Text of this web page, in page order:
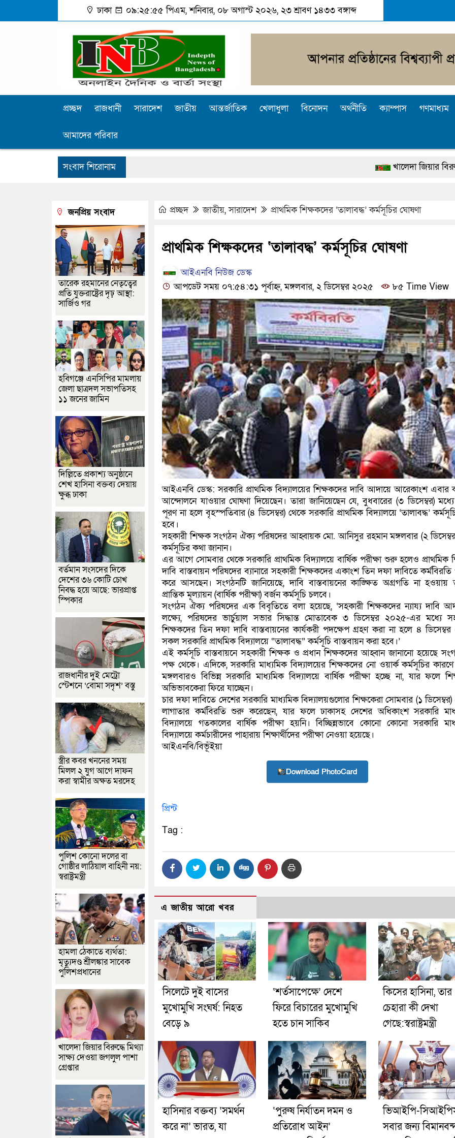
ঢাকা ০৯:২৫:৫৬ পিএম, শনিবার, ০৮ অগাস্ট ২০২৬, ২৩ শ্রাবণ ১৪৩৩ বঙ্গাব্দ
প্রচ্ছদ রাজধানী সারাদেশ জাতীয় আন্তর্জাতিক খেলাধুলা বিনোদন অর্থনীতি ক্যাম্পাস গণমাধ্যম
আমাদের পরিবার
সংবাদ শিরোনাম খালেদা জিয়ার বিরুদ্ধে
পুলিশ কোনো দলের বা গোষ্ঠীর
ঢাকার চারপাশে সচল হবে
আদালতকে বলতে চাইলাম
প্রচ্ছদ জাতীয়,সারাদেশ প্রাথমিক শিক্ষকদের ‘তালাবদ্ধ’ কর্মসূচির ঘোষণা
প্রাথমিক শিক্ষকদের ‘তালাবদ্ধ’ কর্মসূচির ঘোষণা
আইএনবি নিউজ ডেস্ক
আপডেট সময় ০৭:৫৪:৩১ পূর্বাহ্ন, মঙ্গলবার, ২ ডিসেম্বর ২০২৫
৮৫ Time View
আইএনবি ডেস্ক: সরকারি প্রাথমিক বিদ্যালয়ের শিক্ষকদের দাবি আদায়ে আরেকাংশ এবার
আন্দোলনে যাওয়ার ঘোষণা দিয়েছেন। তারা জানিয়েছেন যে, বুধবারের (৩ ডিসেম্বর) মধ্যে
পূরণ না হলে বৃহস্পতিবার (৪ ডিসেম্বর) থেকে সরকারি প্রাথমিক বিদ্যালয়ে ‘তালাবদ্ধ’
হবে।
সহকারী শিক্ষক সংগঠন ঐক্য পরিষদের আহ্বায়ক মো. আনিসুর রহমান মঙ্গলবার (২
কর্মসূচির কথা জানান।
এর আগে সোমবার থেকে সরকারি প্রাথমিক বিদ্যালয়ে বার্ষিক পরীক্ষা শুরু হলেও প্রাথমিক
দাবি বাস্তবায়ন পরিষদের ব্যানারে সহকারী শিক্ষকদের একাংশ তিন দফা দাবিতে
করে আসছেন। সংগঠনটি জানিয়েছে, দাবি বাস্তবায়নের কাঙ্ক্ষিত অগ্রগতি না হওয়ায়
প্রান্তিক মূল্যায়ন (বার্ষিক পরীক্ষা) বর্জন কর্মসূচি চলবে।
সংগঠন ঐক্য পরিষদের এক বিবৃতিতে বলা হয়েছে, ‘সহকারী শিক্ষকদের ন্যায্য দাবি
লক্ষ্যে, পরিষদের ভার্চুয়াল সভার সিদ্ধান্ত মোতাবেক ৩ ডিসেম্বর ২০২৫-এর মধ্যে
শিক্ষকদের তিন দফা দাবি বাস্তবায়নের কার্যকরী পদক্ষেপ গ্রহণ করা না হলে ৪
সকল সরকারি প্রাথমিক বিদ্যালয়ে “তালাবদ্ধ” কর্মসূচি বাস্তবায়ন করা হবে।’
এই কর্মসূচি বাস্তবায়নে সহকারী শিক্ষক ও প্রধান শিক্ষকদের আহ্বান জানানো হয়েছে
পক্ষ থেকে। এদিকে, সরকারি মাধ্যমিক বিদ্যালয়ের শিক্ষকদের নো ওয়ার্ক কর্মসূচির
মঙ্গলবারও বিভিন্ন সরকারি মাধ্যমিক বিদ্যালয়ে বার্ষিক পরীক্ষা হচ্ছে না, যার ফলে
অভিভাবকেরা ফিরে যাচ্ছেন।
চার দফা দাবিতে দেশের সরকারি মাধ্যমিক বিদ্যালয়গুলোর শিক্ষকেরা সোমবার (১
লাগাতার কর্মবিরতি শুরু করেছেন, যার ফলে ঢাকাসহ দেশের অধিকাংশ সরকারি
বিদ্যালয়ে গতকালের বার্ষিক পরীক্ষা হয়নি। বিচ্ছিন্নভাবে কোনো কোনো সরকারি
বিদ্যালয়ে কর্মচারীদের পাহারায় শিক্ষার্থীদের পরীক্ষা নেওয়া হয়েছে।
আইএনবি/বিভূঁইয়া
Download PhotoCard
প্রিন্ট
Tag :
এ জাতীয় আরো খবর
সিলেটে দুই বাসের
মুখোমুখি সংঘর্ষ: নিহত
বেড়ে ৯
‘শর্তসাপেক্ষে’ দেশে
ফিরে বিচারের মুখোমুখি
হতে চান সাকিব
কিসের হাসিনা, তার
চেহারা কী দেখা
গেছে:স্বরাষ্ট্রমন্ত্রী
হাসিনার বক্তব্য ‘সমর্থন
করে না’ ভারত, যা
‘পুরুষ নির্যাতন দমন ও
প্রতিরোধ আইন’
ভিআইপি-
সবার জন্য
জনপ্রিয় সংবাদ
তারেক রহমানের নেতৃত্বের
প্রতি যুক্তরাষ্ট্রের দৃঢ় আস্থা:
সার্জিও গর
হবিগঞ্জে এনসিপির মামলায়
জেলা ছাত্রদল সভাপতিসহ
১১ জনের জামিন
দিল্লিতে প্রকাশ্য অনুষ্ঠানে
শেখ হাসিনা বক্তব্য দেয়ায়
ক্ষুব্ধ ঢাকা
বর্তমান সংসদের দিকে
দেশের ৩৬ কোটি চোখ
নিবদ্ধ হয়ে আছে: ভারপ্রাপ্ত
স্পিকার
রাজধানীর দুই মেট্রো
স্টেশনে ‘বোমা সদৃশ’ বস্তু
স্ত্রীর কবর খননের সময়
মিলল ২ যুগ আগে দাফন
করা স্বামীর অক্ষত মরদেহ
পুলিশ কোনো দলের বা
গোষ্ঠীর লাঠিয়াল বাহিনী নয়:
স্বরাষ্ট্রমন্ত্রী
হামলা ঠেকাতে ব্যর্থতা:
মৃত্যুদণ্ড শ্রীলঙ্কার সাবেক
পুলিশপ্রধানের
খালেদা জিয়ার বিরুদ্ধে মিথ্যা
সাক্ষ্য দেওয়া জগলুল পাশা
গ্রেপ্তার